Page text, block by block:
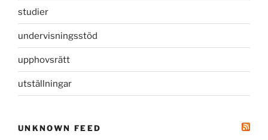
studier
undervisningsstöd
upphovsrätt
utställningar
UNKNOWN FEED